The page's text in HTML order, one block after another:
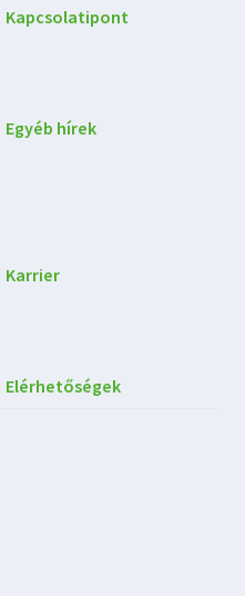
Kapcsolatipont
Egyéb hírek
Karrier
Elérhetőségek